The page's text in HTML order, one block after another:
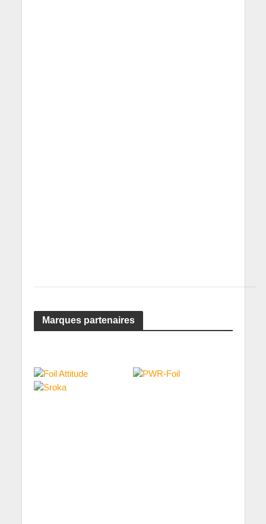
Marques partenaires